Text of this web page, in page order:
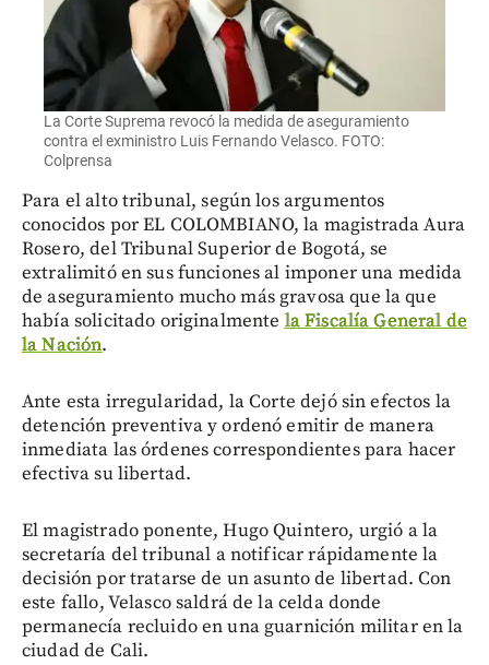
La Corte Suprema revocó la medida de aseguramiento
contra el exministro Luis Fernando Velasco. FOTO:
Colprensa
Para el alto tribunal, según los argumentos
conocidos por EL COLOMBIANO, la magistrada Aura
Rosero, del Tribunal Superior de Bogotá, se
extralimitó en sus funciones al imponer una medida
de aseguramiento mucho más gravosa que la que
había solicitado originalmente la Fiscalía General de
la Nación.
Ante esta irregularidad, la Corte dejó sin efectos la
detención preventiva y ordenó emitir de manera
inmediata las órdenes correspondientes para hacer
efectiva su libertad.
El magistrado ponente, Hugo Quintero, urgió a la
secretaría del tribunal a notificar rápidamente la
decisión por tratarse de un asunto de libertad. Con
este fallo, Velasco saldrá de la celda donde
permanecía recluido en una guarnición militar en la
ciudad de Cali.